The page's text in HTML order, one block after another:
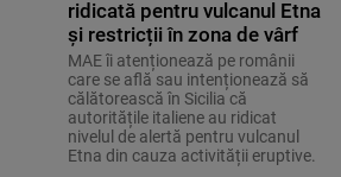
ridicată pentru vulcanul Etna
și restricții în zona de vârf
MAE îi atenționează pe românii
care se află sau intenționează să
călătorească în Sicilia că
autoritățile italiene au ridicat
nivelul de alertă pentru vulcanul
Etna din cauza activității eruptive.